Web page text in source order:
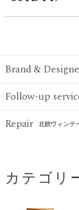
Brand &
Follow-up
Repair 北欧ヴィンテ
カテゴリ